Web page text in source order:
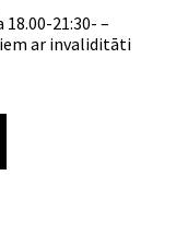
21:30- –
ar invaliditāti